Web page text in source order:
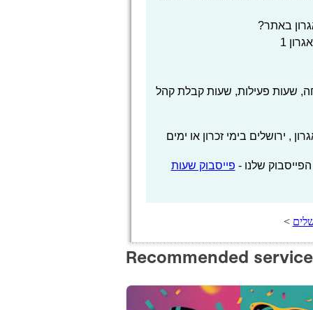
באתר?
1
שעות פעילות, שעות קבלת קהל
ירושלים בימי זכרון או ימים
שלנו - פייסבוק שעות
>